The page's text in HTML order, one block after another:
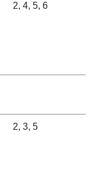
2, 4, 5, 6
2, 3, 5